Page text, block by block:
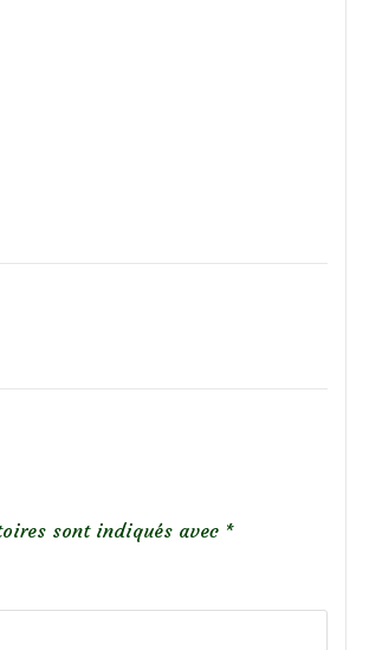
sont indiqués avec *